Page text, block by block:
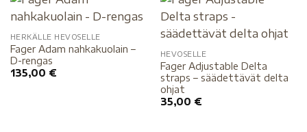
HERKÄLLE HEVOSELLE
Fager Adam nahkakuolain –
D-rengas
135,00 €
HEVOSELLE
Fager Adjustable Delta
straps – säädettävät delta
ohjat
35,00 €